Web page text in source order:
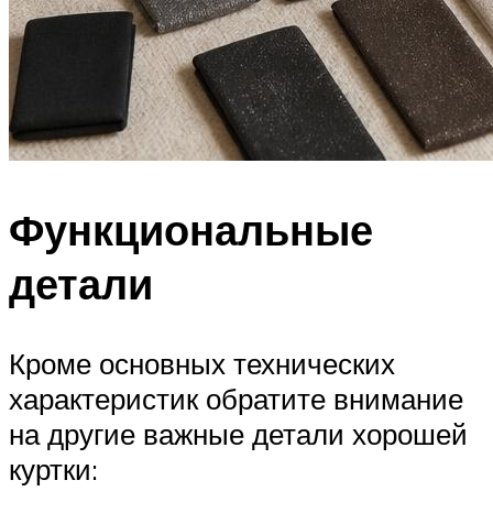
Функциональные
детали
Кроме основных технических
характеристик обратите внимание
на другие важные детали хорошей
куртки: